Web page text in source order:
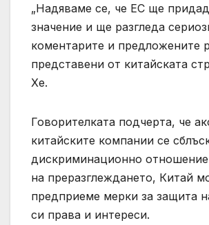
„Надяваме се, че ЕС ще
значение и ще разгледа
коментарите и предложените
представени от китайската
Хе.
Говорителката подчерта, че
китайските компании се
дискриминационно отношение
на преразглеждането, Китай
предприеме мерки за защита
си права и интереси.